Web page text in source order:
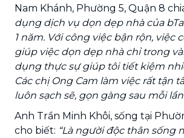
Nam Khánh, Phường 5, Quận 8
dụng dịch vụ dọn dẹp nhà của
1 năm. Với công việc bận rộn, việc
giúp việc dọn dẹp nhà chỉ trong
dụng thực sự giúp tôi tiết kiệm
Các chị Ong Cam làm việc rất tận
luôn sạch sẽ, gọn gàng sau mỗi
Anh Trần Minh Khôi, sống tại
cho biết: “Là người độc thân sống